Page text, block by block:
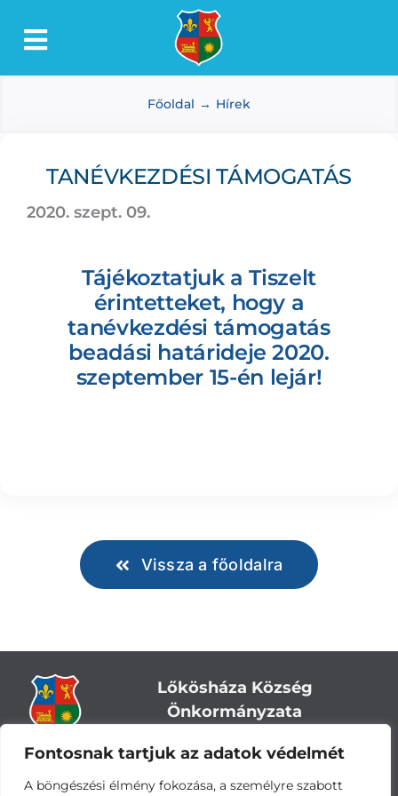
Fontosnak tartjuk az adatok védelmét
A böngészési élmény fokozása, a személyre szabott
Toggle
Lőkösháza
Dokumentumtár
Média
Főoldal Hírek
TANÉVKEZDÉSI TÁMOGATÁS
2020. szept. 09.
Tájékoztatjuk a Tiszelt
érintetteket, hogy a
tanévkezdési támogatás
beadási határideje 2020.
szeptember 15-én lejár!
Vissza a főoldalra
Lőkösháza Község
Önkormányzata
Cím:5743 Lőkösháza, Eleki út 28.
Központi telefonszám:+36 66 244-244